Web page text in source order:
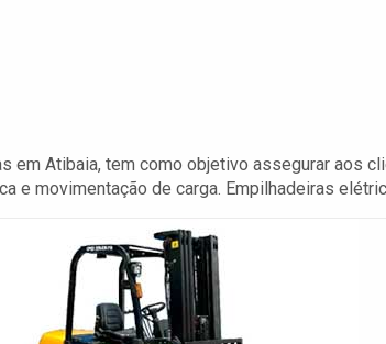
em Atibaia, tem como objetivo assegurar aos
e movimentação de carga. Empilhadeiras